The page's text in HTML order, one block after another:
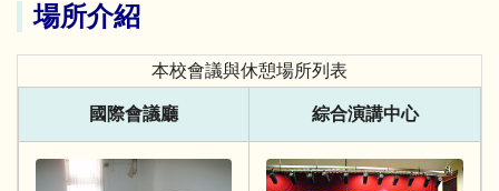
場所介紹
本校會議與休憩場所列表
國際會議廳 綜合演講中心